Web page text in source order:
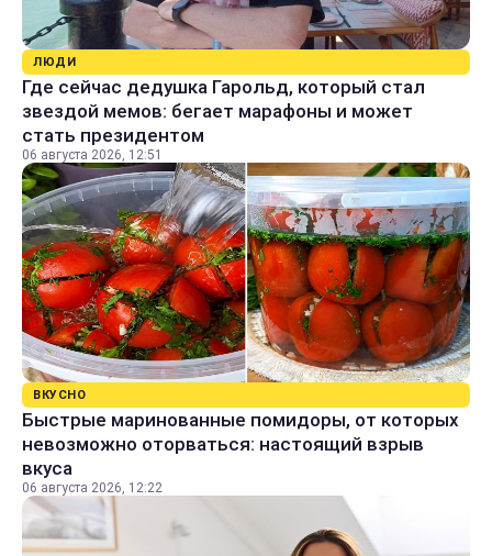
ЛЮДИ
Где сейчас дедушка Гарольд, который стал
звездой мемов: бегает марафоны и может
стать президентом
06 августа 2026, 12:51
ВКУСНО
Быстрые маринованные помидоры, от которых
невозможно оторваться: настоящий взрыв
вкуса
06 августа 2026, 12:22